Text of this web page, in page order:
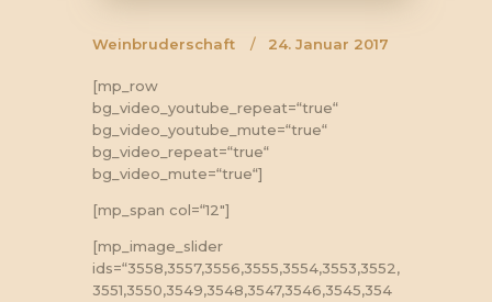
Weinbruderschaft 24. Januar 2017
[mp_row
bg_video_youtube_repeat=“true“
bg_video_youtube_mute=“true“
bg_video_repeat=“true“
bg_video_mute=“true“]
[mp_span col=“12″]
[mp_image_slider
ids=“3558,3557,3556,3555,3554,3553,3552,
3551,3550,3549,3548,3547,3546,3545,354